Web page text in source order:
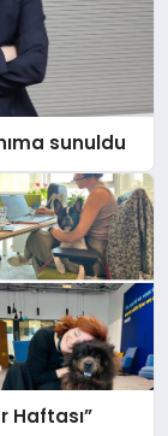
sunuldu
Haftası”